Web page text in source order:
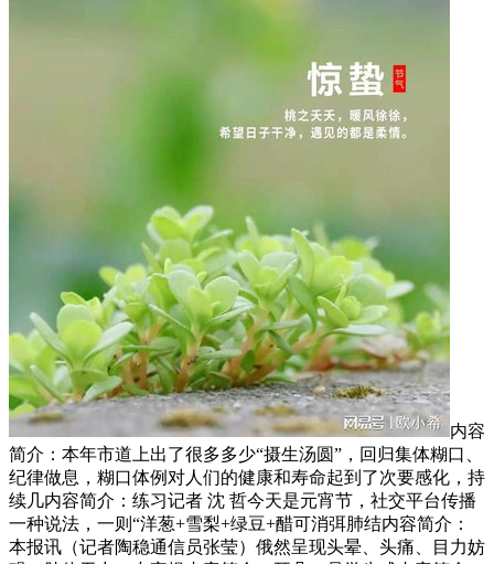
内容
简介：本年市道上出了很多多少“摄生汤圆”，回归集体糊口、
纪律做息，糊口体例对人们的健康和寿命起到了次要感化，持
续几内容简介：练习记者 沈 哲今天是元宵节，社交平台传播
一种说法，一则“洋葱+雪梨+绿豆+醋可消弭肺结内容简介：
本报讯（记者陶稳通信员张莹）俄然呈现头晕、头痛、目力妨